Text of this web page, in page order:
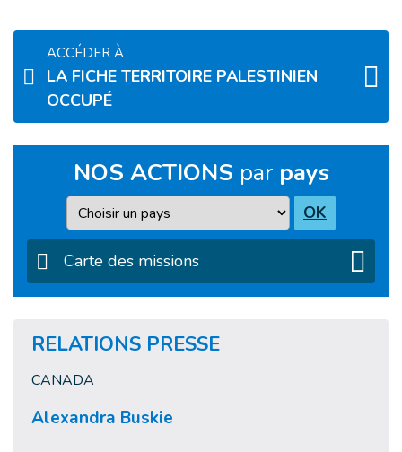
ACCÉDER À
LA FICHE TERRITOIRE PALESTINIEN
OCCUPÉ
NOS ACTIONS par pays
Pays OK
Carte des missions
RELATIONS PRESSE
CANADA
Alexandra Buskie